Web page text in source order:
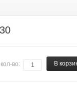
В
кол-во: